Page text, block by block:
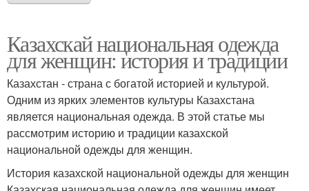
Казахскай национальная одежда
для женщин: история и традиции
Казахстан - страна с богатой историей и культурой.
Одним из ярких элементов культуры Казахстана
является национальная одежда. В этой статье мы
рассмотрим историю и традиции казахской
национальной одежды для женщин.
История казахской национальной одежды для женщин